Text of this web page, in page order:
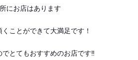
にお店はあります
ことができて大満足です！
とてもおすすめのお店です‼️